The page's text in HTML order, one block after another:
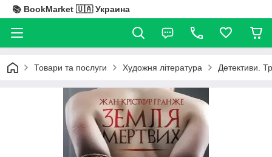
📚 BookMarket 🇺🇦 Украина
Товари та послуги Художня література Детективи.